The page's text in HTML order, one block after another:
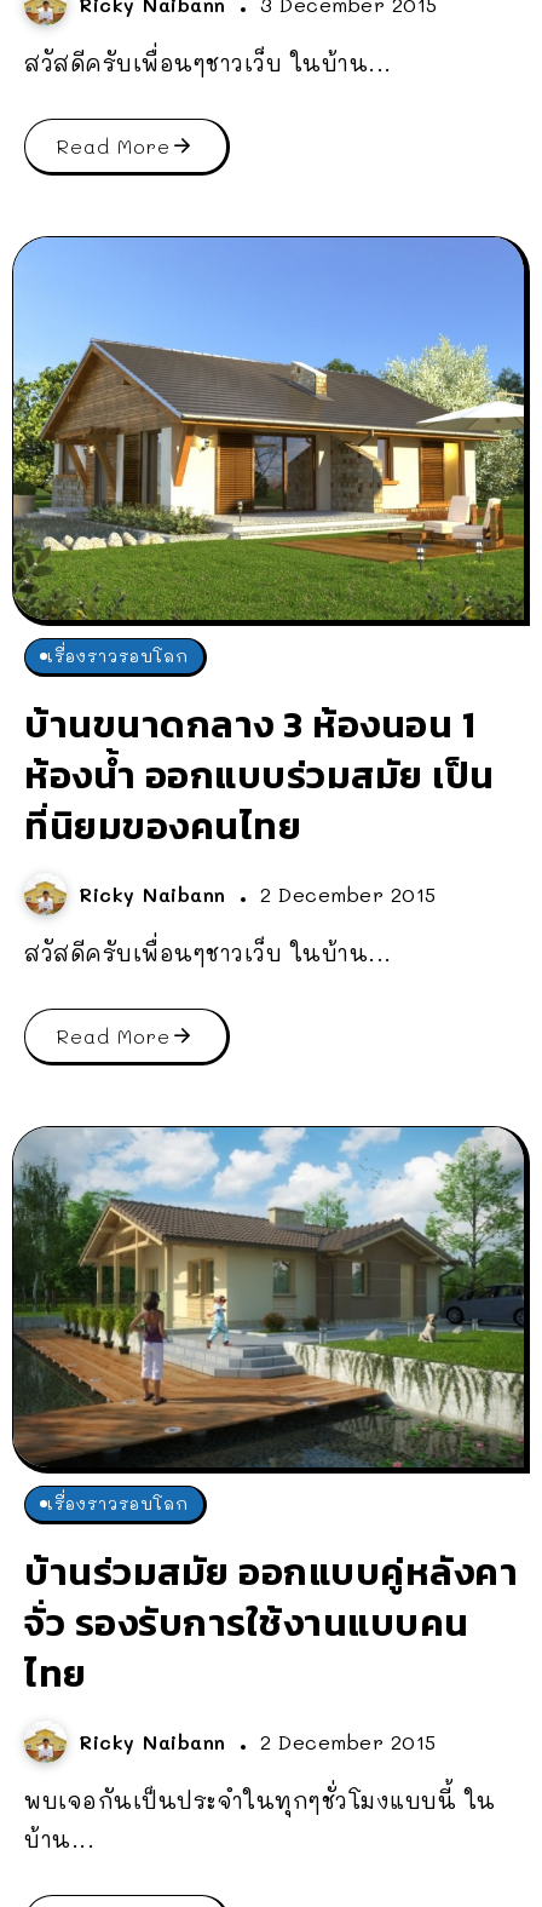
สวัสดีครับเพื่อนๆชาวเว็บ ในบ้าน...
Read More
เรื่องราวรอบโลก
บ้านขนาดกลาง 3 ห้องนอน 1
ห้องน้ำ ออกแบบร่วมสมัย เป็น
ที่นิยมของคนไทย
Ricky Naibann 2 December 2015
สวัสดีครับเพื่อนๆชาวเว็บ ในบ้าน...
Read More
เรื่องราวรอบโลก
บ้านร่วมสมัย ออกแบบคู่หลังคา
จั่ว รองรับการใช้งานแบบคน
ไทย
Ricky Naibann 2 December 2015
พบเจอกันเป็นประจำในทุกๆชั่วโมงแบบนี้ ใน
บ้าน...